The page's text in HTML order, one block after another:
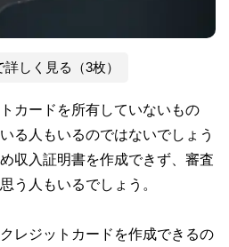
詳しく見る（3枚）
カードを所有していないもの
る人もいるのではないでしょう
収入証明書を作成できず、審査
う人もいるでしょう。
レジットカードを作成できるの